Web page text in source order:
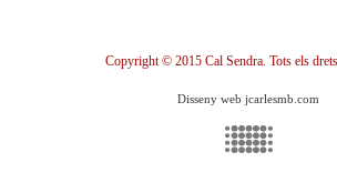
Copyright © 2015 Cal Sendra. Tots els
Disseny web jcarlesmb.com